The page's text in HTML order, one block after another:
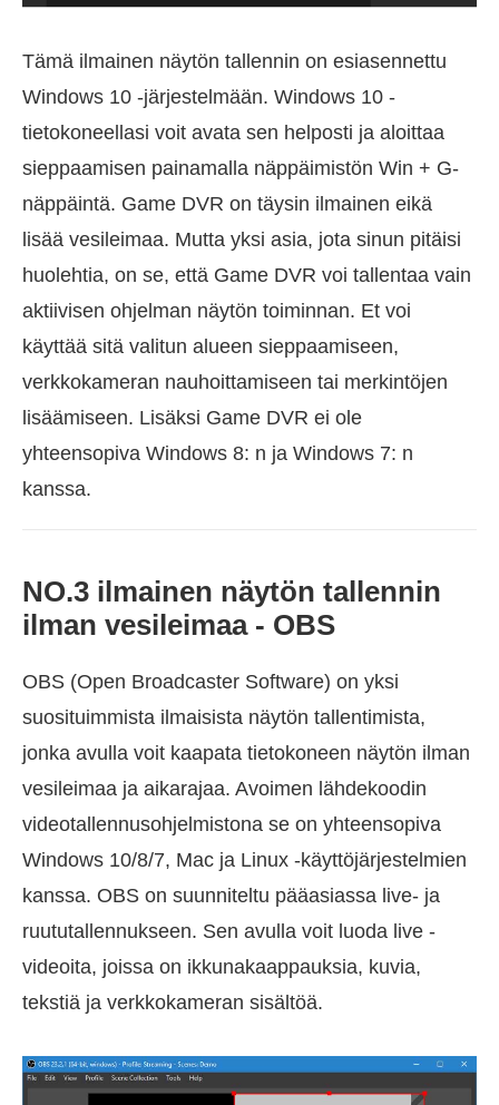
Tämä ilmainen näytön tallennin on esiasennettu
Windows 10 -järjestelmään. Windows 10 -
tietokoneellasi voit avata sen helposti ja aloittaa
sieppaamisen painamalla näppäimistön Win + G-
näppäintä. Game DVR on täysin ilmainen eikä
lisää vesileimaa. Mutta yksi asia, jota sinun pitäisi
huolehtia, on se, että Game DVR voi tallentaa vain
aktiivisen ohjelman näytön toiminnan. Et voi
käyttää sitä valitun alueen sieppaamiseen,
verkkokameran nauhoittamiseen tai merkintöjen
lisäämiseen. Lisäksi Game DVR ei ole
yhteensopiva Windows 8: n ja Windows 7: n
kanssa.
NO.3 ilmainen näytön tallennin
ilman vesileimaa - OBS
OBS (Open Broadcaster Software) on yksi
suosituimmista ilmaisista näytön tallentimista,
jonka avulla voit kaapata tietokoneen näytön ilman
vesileimaa ja aikarajaa. Avoimen lähdekoodin
videotallennusohjelmistona se on yhteensopiva
Windows 10/8/7, Mac ja Linux -käyttöjärjestelmien
kanssa. OBS on suunniteltu pääasiassa live- ja
ruututallennukseen. Sen avulla voit luoda live -
videoita, joissa on ikkunakaappauksia, kuvia,
tekstiä ja verkkokameran sisältöä.